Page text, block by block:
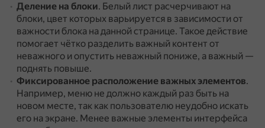
Деление на блоки. Белый лист расчерчивают на
блоки, цвет которых варьируется в зависимости от
важности блока на данной странице. Такое действие
помогает чётко разделить важный контент от
неважного и опустить неважный пониже, а важный —
поднять повыше.
Фиксированное расположение важных элементов.
Например, меню не должно каждый раз быть на
новом месте, так как пользователю неудобно искать
его на экране. Менее важные элементы интерфейса